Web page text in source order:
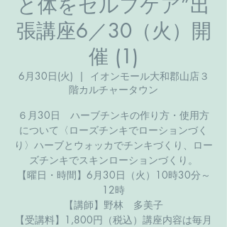
張講座6／30（火）開
催 (1)
6月30日(火)
  |
イオンモール大和郡山店３
階カルチャータウン
６月30日 ハーブチンキの作り方・使用方
について〈ローズチンキでローションづく
り〉ハーブとウォッカでチンキづくり、ロー
ズチンキでスキンローションづくり。
【曜日・時間】6月30日（火）10時30分～
12時
【講師】野林 多美子
【受講料】1,800円（税込）講座内容は毎月